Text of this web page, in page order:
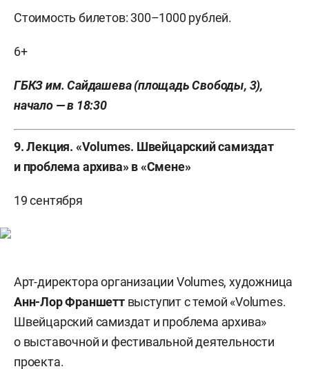
Стоимость билетов: 300–1000 рублей.
6+
ГБКЗ им. Сайдашева (площадь Свободы, 3),
начало — в 18:30
9. Лекция. «Volumes. Швейцарский самиздат
и проблема архива» в «Смене»
19 сентября
Арт-директора организации Volumes, художница
Анн-Лор Франшеттвыступит с темой «Volumes.
Швейцарский самиздат и проблема архива»
о выставочной и фестивальной деятельности
проекта.